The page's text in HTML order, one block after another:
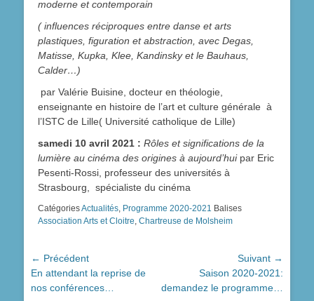
moderne et contemporain
( influences réciproques entre danse et arts
plastiques, figuration et abstraction, avec Degas,
Matisse, Kupka, Klee, Kandinsky et le Bauhaus,
Calder…)
par Valérie Buisine, docteur en théologie,
enseignante en histoire de l’art et culture générale à
l’ISTC de Lille( Université catholique de Lille)
samedi 10 avril 2021 : Rôles et significations de la
lumière au cinéma des origines à aujourd’huipar Eric
Pesenti-Rossi, professeur des universités à
Strasbourg, spécialiste du cinéma
CatégoriesActualités Programme 2020-2021 Balises
Association Arts et Cloitre Chartreuse de Molsheim
Navigation
de
l’article
← Précédent
Article
précédent :
En attendant la reprise de
nos conférences…
Suivant →
suivant :
Saison 2020-2021:
demandez le programme…